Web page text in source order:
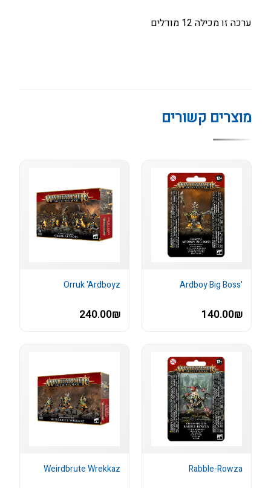
ערכה זו מכילה 12 מודלים
מוצרים קשורים
'Ardboy Big Boss
140.00₪
Orruk 'Ardboyz
240.00₪
Rabble-Rowza
Weirdbrute Wrekkaz